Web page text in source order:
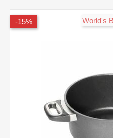
15%-